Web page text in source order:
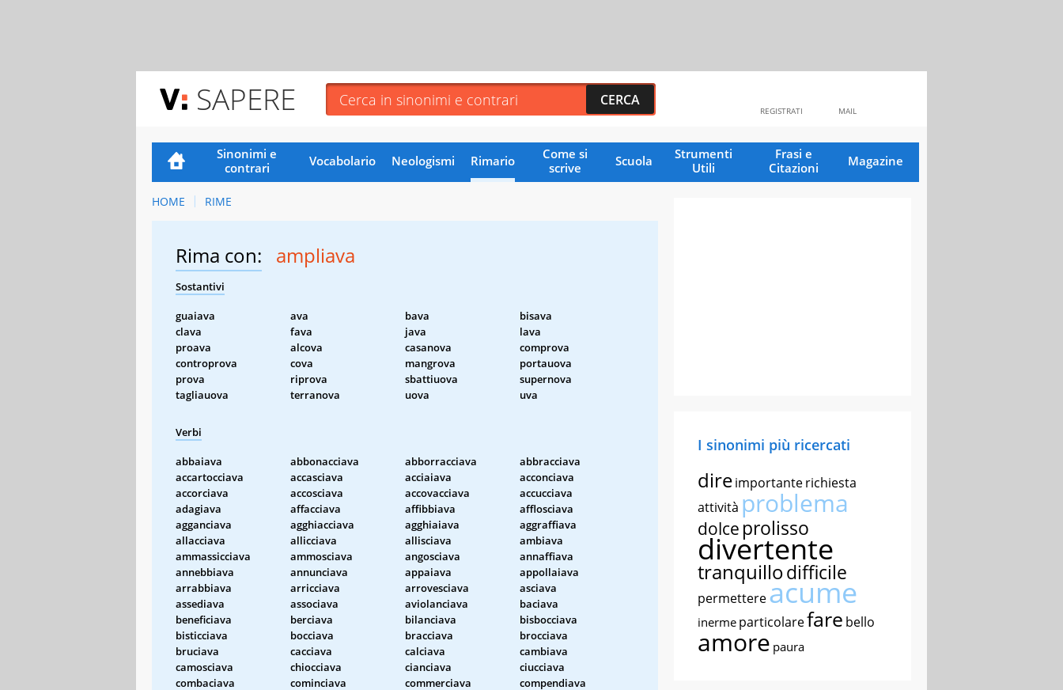
SAPERE MAIL
REGISTRATI
Sinonimi e
contrari
Vocabolario Neologismi Rimario
Come si
scrive
Scuola
Strumenti
Utili
Frasi e
Citazioni
Magazine
HOME RIME
Rima con: ampliava
Sostantivi
guaiava ava bava
bisava
clava
fava java
lava
proava
alcova casanova
comprova
controprova
cova mangrova
portauova
prova
riprova sbattiuova
supernova
tagliauova
terranova uova uva
Verbi
abbaiava abbonacciava abborracciava
abbracciava
accartocciava
accasciava acciaiava
acconciava
accorciava
accosciava accovacciava
accucciava
adagiava
affacciava affibbiava
afflosciava
agganciava
agghiacciava agghiaiava
aggraffiava
allacciava
allicciava allisciava
ambiava
ammassicciava
ammosciava angosciava
annaffiava
annebbiava
annunciava appaiava
appollaiava
arrabbiava
arricciava arrovesciava
asciava
assediava
associava aviolanciava
baciava
beneficiava
berciava bilanciava
bisbocciava
bisticciava
bocciava bracciava
brocciava
bruciava
cacciava calciava
cambiava
camosciava
chiocciava cianciava
ciucciava
combaciava
cominciava commerciava
compendiava
I sinonimi più ricercati
direimportanterichiesta
attività problema
dolce prolisso
divertente
tranquillodifficile
permettereacume
inerme particolarefare bello
amore paura